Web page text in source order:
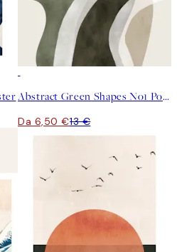
Abstract Green Shapes No1 Poster
Da 6,50 €13 €